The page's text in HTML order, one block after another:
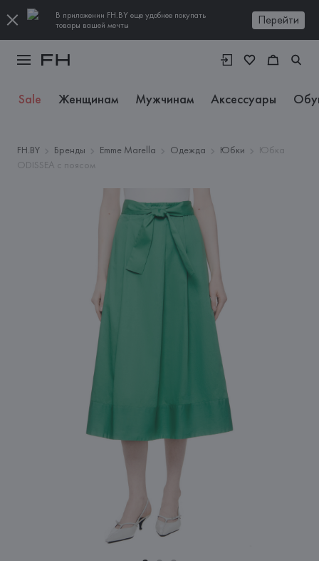
В приложении FH.BY еще удобнее покупать
товары вашей мечты
Перейти
Sale Женщинам Мужчинам Аксессуары
FH.BY Бренды Emme Marella Одежда Юбки
Юбка
ODISSEA с поясом